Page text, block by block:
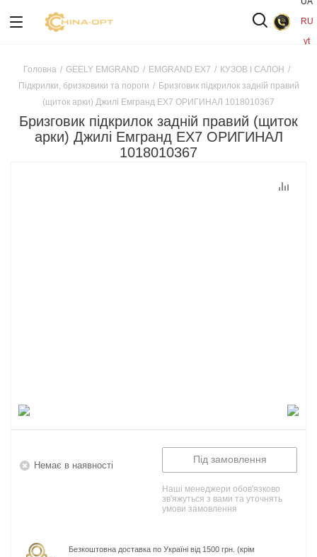
RU
yt
Головна / GEELY EMGRAND / EMGRAND EX7 / КУЗОВ І САЛОН /
Підкрилки, бризковики та пороги / Бризговик підкрилок задній правий
(щиток арки) Джилі Емгранд ЕХ7 ОРИГИНАЛ 1018010367
Бризговик підкрилок задній правий (щиток
арки) Джилі Емгранд ЕХ7 ОРИГИНАЛ
1018010367
Немає в наявності
Під замовлення
Наші менеджери обов'язково
зв'яжуться з вами та уточнять
умови замовлення
Безкоштовна доставка по Україні від 1500 грн. (крім